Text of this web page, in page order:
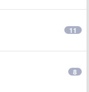
11
8